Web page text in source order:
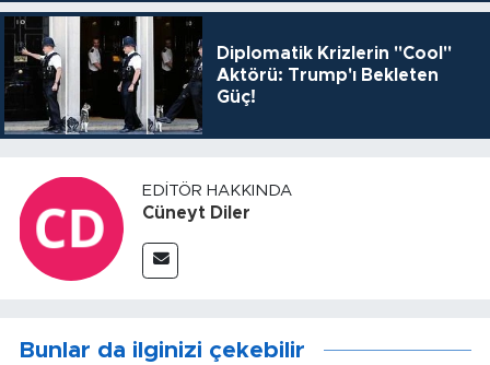
Diplomatik Krizlerin "Cool"
Aktörü: Trump'ı Bekleten
Güç!
EDITÖR HAKKINDA
Cüneyt Diler
Bunlar da ilginizi çekebilir